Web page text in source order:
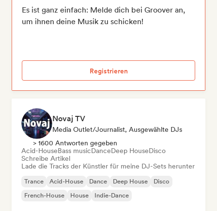
Es ist ganz einfach: Melde dich bei Groover an,
um ihnen deine Musik zu schicken!
Registrieren
Novaj TV
Media Outlet/Journalist, Ausgewählte DJs
> 1600 Antworten gegeben
Acid-HouseBass musicDanceDeep HouseDisco
Schreibe Artikel
Lade die Tracks der Künstler für meine DJ-Sets herunter
Trance Acid-House Dance Deep House
Disco
French-House
House Indie-Dance